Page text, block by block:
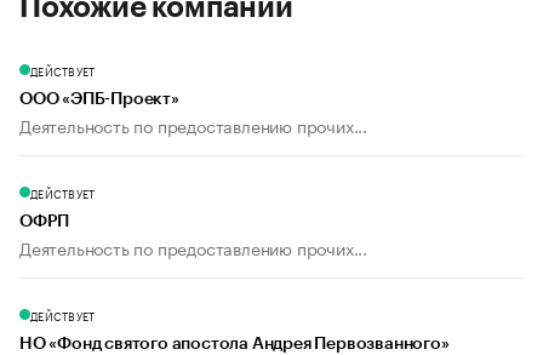
Похожие компании
ДЕЙСТВУЕТ
ООО «ЭПБ-Проект»
Деятельность по предоставлению прочих...
ДЕЙСТВУЕТ
ОФРП
Деятельность по предоставлению прочих...
ДЕЙСТВУЕТ
НО «Фонд святого апостола Андрея Первозванного»